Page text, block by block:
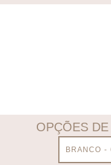
OPÇÕES
BRANCO -